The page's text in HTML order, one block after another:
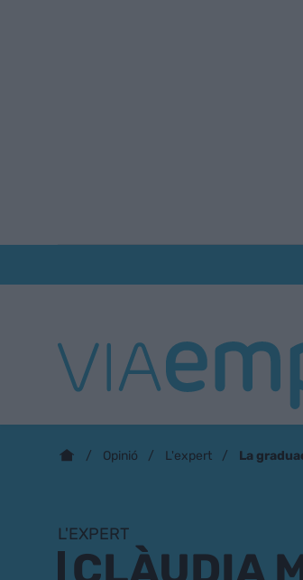
Opinió L'expert La
L'EXPERT
CLÀUDIA